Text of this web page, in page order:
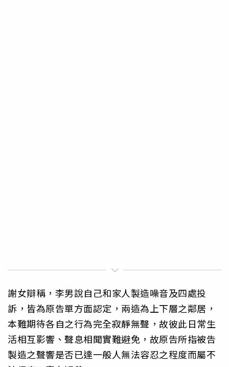
謝女辯稱，李男說自己和家人製造噪音及四處投
訴，皆為原告單方面認定，兩造為上下層之鄰居，
本難期待各自之行為完全寂靜無聲，故彼此日常生
活相互影響、聲息相聞實難避免，故原告所指被告
製造之聲響是否已達一般人無法容忍之程度而屬不